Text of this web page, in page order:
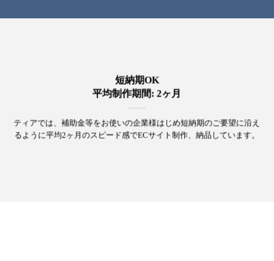
短納期OK
平均制作期間: 2ヶ月
ティアでは、補助金等をお使いの企業様はじめ短納期のご要望に沿え
るように平均2ヶ月のスピード感でECサイト制作、納品しています。